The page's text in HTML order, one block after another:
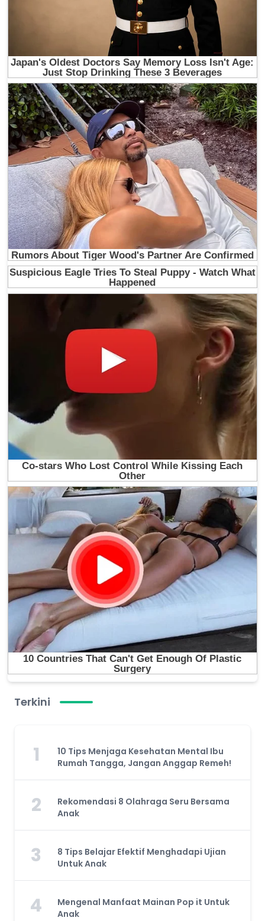
Terkini
1
10 Tips Menjaga Kesehatan Mental Ibu
Rumah Tangga, Jangan Anggap Remeh!
2
Rekomendasi 8 Olahraga Seru Bersama
Anak
3
8 Tips Belajar Efektif Menghadapi Ujian
Untuk Anak
4
Mengenal Manfaat Mainan Pop it Untuk
Anak